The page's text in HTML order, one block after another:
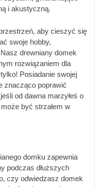
i akustyczną.
aby cieszyć się
swoje hobby,
drewniany domek
rozwiązaniem dla
Posiadanie swojej
znacząco poprawić
od dawna marzyłeś o
być strzałem w
domku zapewnia
podczas dłuższych
czy odwiedzasz domek